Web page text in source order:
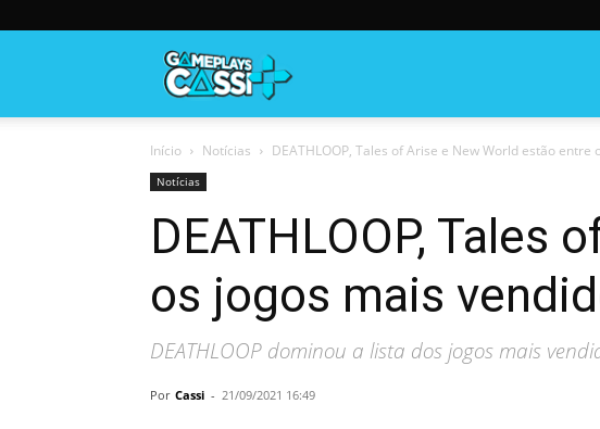
Início Notícias DEATHLOOP, Tales of Arise e New World estão entre
Notícias
DEATHLOOP, Tales
os jogos mais
DEATHLOOP dominou a lista dos jogos mais
Por Cassi - 21/09/2021 16:49